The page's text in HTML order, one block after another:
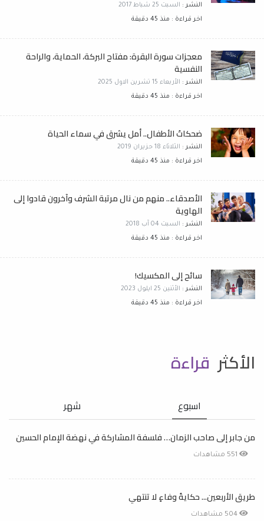
النشر : السبت 25 شباط 2017
اخر قراءة : منذ 45 دقيقة
معجزات سورة البقرة: مفتاح البركة، الحماية، والراحة
النفسية
النشر : الأربعاء 15 تشرين الاول 2025
اخر قراءة : منذ 45 دقيقة
ضحكاتُ الأطفال.. أمل يشرق في سماء الحياة
النشر : الثلاثاء 18 حزيران 2019
اخر قراءة : منذ 45 دقيقة
الأصدقاء.. منهم من نال مرتبة الشرف وآخرون قادوا إلى
الهاوية
النشر : السبت 04 آب 2018
اخر قراءة : منذ 45 دقيقة
سائح إلى المكسيك!
النشر : الأثنين 25 ايلول 2023
اخر قراءة : منذ 45 دقيقة
الأكثر قراءة
اسبوع شهر
من جابر إلى صاحب الزمان… فلسفة المشاركة في نهضة الإمام الحسين
طريق الأربعين... حكايةُ وفاءٍ لا تنتهي